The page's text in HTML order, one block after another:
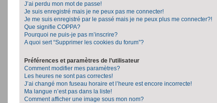
J’ai perdu mon mot de passe!
Je suis enregistré mais je ne peux pas me connecter!
Je me suis enregistré par le passé mais je ne peux plus me connecter?!
Que signifie COPPA?
Pourquoi ne puis-je pas m’inscrire?
A quoi sert “Supprimer les cookies du forum”?
Préférences et paramètres de l’utilisateur
Comment modifier mes paramètres?
Les heures ne sont pas correctes!
J’ai changé mon fuseau horaire et l’heure est encore incorrecte!
Ma langue n’est pas dans la liste!
Comment afficher une image sous mon nom?